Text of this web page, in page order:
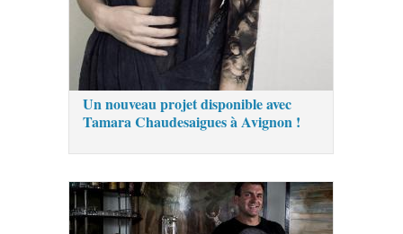
Un nouveau projet disponible avec
Tamara Chaudesaigues à Avignon !